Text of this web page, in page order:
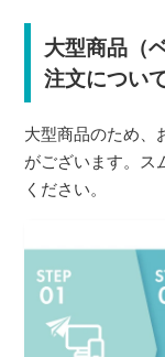
大型商品（
注文につい
大型商品のため、
がございます。ス
ください。